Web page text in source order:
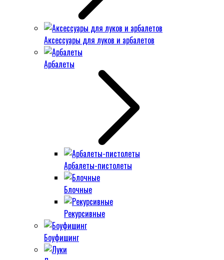
Аксессуары для луков и арбалетов
Арбалеты
Арбалеты-пистолеты
Блочные
Рекурсивные
Боуфишинг